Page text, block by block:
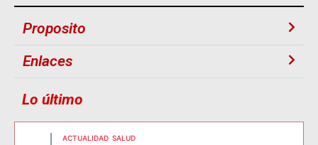
Proposito
Enlaces
Lo último
ACTUALIDAD SALUD